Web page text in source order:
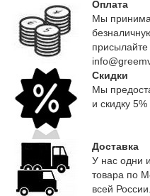
Оплата
Мы
присылайте
Скидки
Мы
и скидку
Доставка
У нас одни
товара по
всей